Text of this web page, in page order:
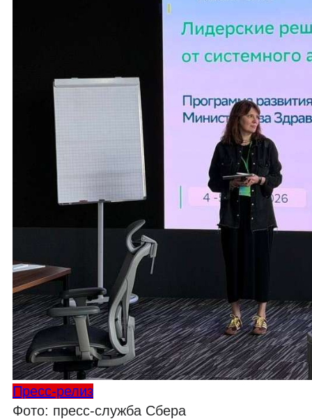
Пресс-релиз
Фото: пресс-служба Сбера